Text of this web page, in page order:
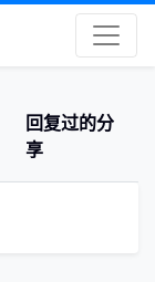
回复过的分
享